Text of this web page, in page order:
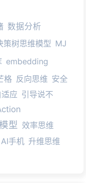
数据分析
策树思维模型 MJ
embedding
格 反向思维 安全
应 引导说不
型 效率思维
AI手机 升维思维